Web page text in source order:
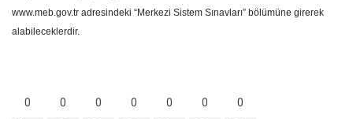
www.meb.gov.tr adresindeki “Merkezi Sistem Sınavları” bölümüne girerek
alabileceklerdir.
0 0 0 0 0 0 0